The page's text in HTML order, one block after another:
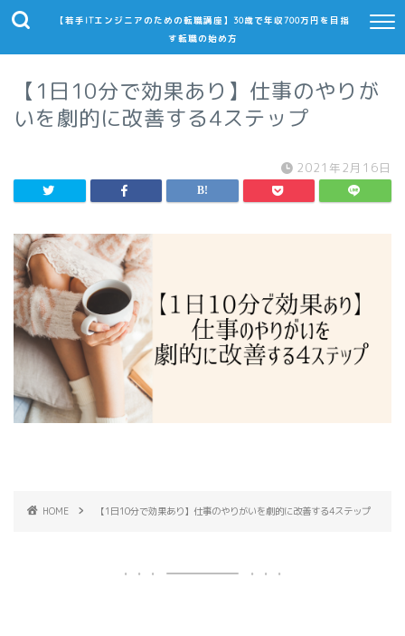
【若手ITエンジニアのための転職講座】30歳で年収700万円を目指
す転職の始め方
【1日10分で効果あり】仕事のやりが
いを劇的に改善する4ステップ
2021年2月16日
HOME 【1日10分で効果あり】仕事のやりがいを劇的に改善する4ステップ